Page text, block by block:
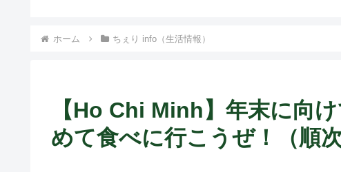
ホーム ちぇり info（生活情報）
【Ho Chi Minh】年末に向
めて食べに行こうぜ！（順次